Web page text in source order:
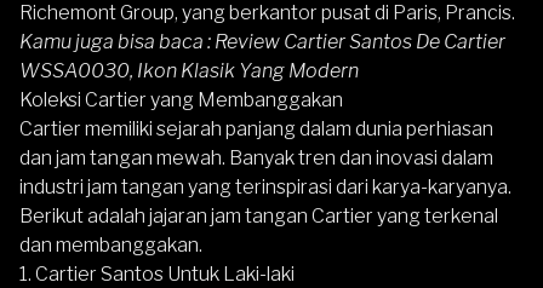
Richemont Group, yang berkantor pusat di Paris, Prancis.
Kamu juga bisa baca : Review Cartier Santos De Cartier
WSSA0030, Ikon Klasik Yang Modern
Koleksi Cartier yang Membanggakan
Cartier memiliki sejarah panjang dalam dunia perhiasan
dan jam tangan mewah. Banyak tren dan inovasi dalam
industri jam tangan yang terinspirasi dari karya-karyanya.
Berikut adalah jajaran jam tangan Cartier yang terkenal
dan membanggakan.
1. Cartier Santos Untuk Laki-laki